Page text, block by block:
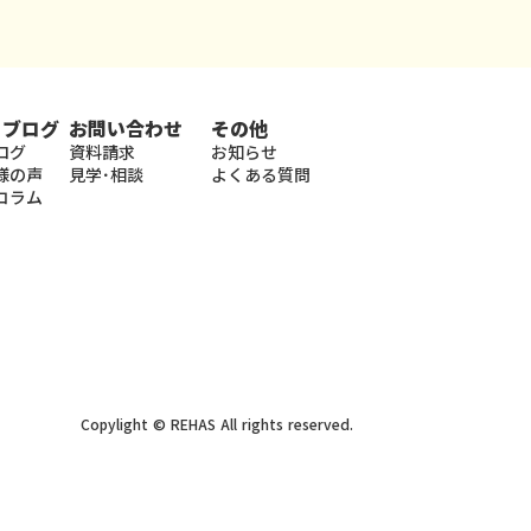
ログ
グ
の声
ラム
お問い合わせ
資料請求
見学･相談
その他
お知らせ
よくある質問
Copylight © REHAS All rights reserved.